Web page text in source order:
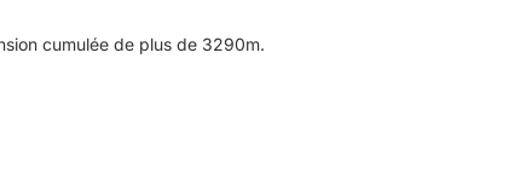
cumulée de plus de 3290m.